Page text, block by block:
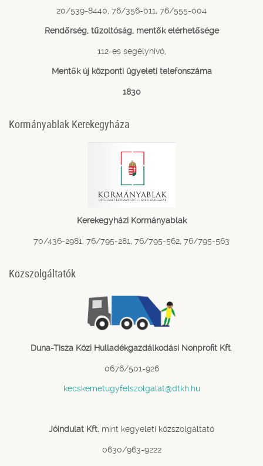
20/539-8440, 76/356-011, 76/555-004
Rendőrség, tűzoltóság, mentők elérhetősége
112-es segélyhívó,
Mentők új központi ügyeleti telefonszáma
1830
Kormányablak Kerekegyháza
Kerekegyházi Kormányablak
70/436-2981, 76/795-281, 76/795-562, 76/795-563
Közszolgáltatók
Duna-Tisza Közi Hulladékgazdálkodási Nonprofit Kft
0676/501-926
kecskemetugyfelszolgalat@dtkh.hu
Jóindulat Kft. mint kegyeleti közszolgáltató
0630/963-9222